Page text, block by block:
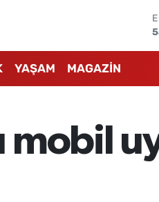
YAŞAM MAGAZİN
mobil